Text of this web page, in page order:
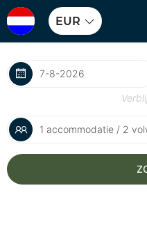
EUR
1 accommodatie / 2